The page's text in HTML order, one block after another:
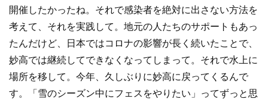
開催したかったね。それで感染者を絶対に出さない方法を
考えて、それを実践して。地元の人たちのサポートもあっ
たんだけど、日本ではコロナの影響が長く続いたことで、
妙高では継続してできなくなってしまって。それで水上に
場所を移して。今年、久しぶりに妙高に戻ってくるんで
す。「雪のシーズン中にフェスをやりたい」ってずっと思